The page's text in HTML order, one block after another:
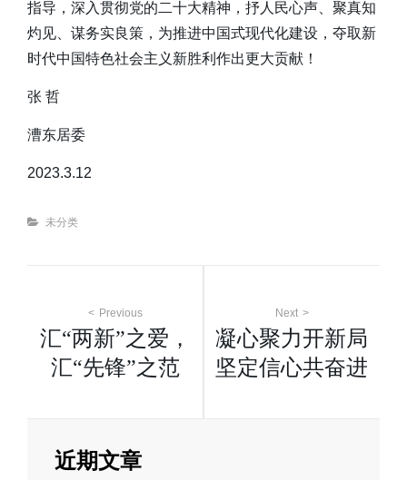
指导，深入贯彻党的二十大精神，抒人民心声、聚真知
灼见、谋务实良策，为推进中国式现代化建设，夺取新
时代中国特色社会主义新胜利作出更大贡献！
张 哲
漕东居委
2023.3.12
Categories
未分类
章
航
Previous
汇“两新”之爱，
汇“先锋”之范
Next
凝心聚力开新局
坚定信心共奋进
近期文章